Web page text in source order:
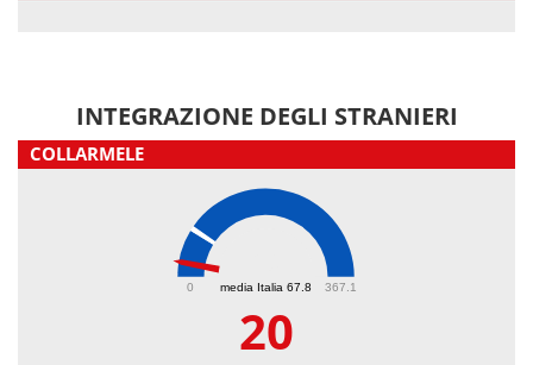
INTEGRAZIONE DEGLI STRANIERI
COLLARMELE
media Italia 67.8
0 367.1
20